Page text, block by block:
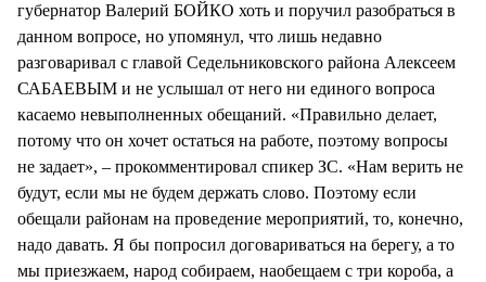
губернатор Валерий БОЙКО хоть и поручил разобраться в
данном вопросе, но упомянул, что лишь недавно
разговаривал с главой Седельниковского района Алексеем
САБАЕВЫМ и не услышал от него ни единого вопроса
касаемо невыполненных обещаний. «Правильно делает,
потому что он хочет остаться на работе, поэтому вопросы
не задает», – прокомментировал спикер ЗС. «Нам верить не
будут, если мы не будем держать слово. Поэтому если
обещали районам на проведение мероприятий, то, конечно,
надо давать. Я бы попросил договариваться на берегу, а то
мы приезжаем, народ собираем, наобещаем с три короба, а